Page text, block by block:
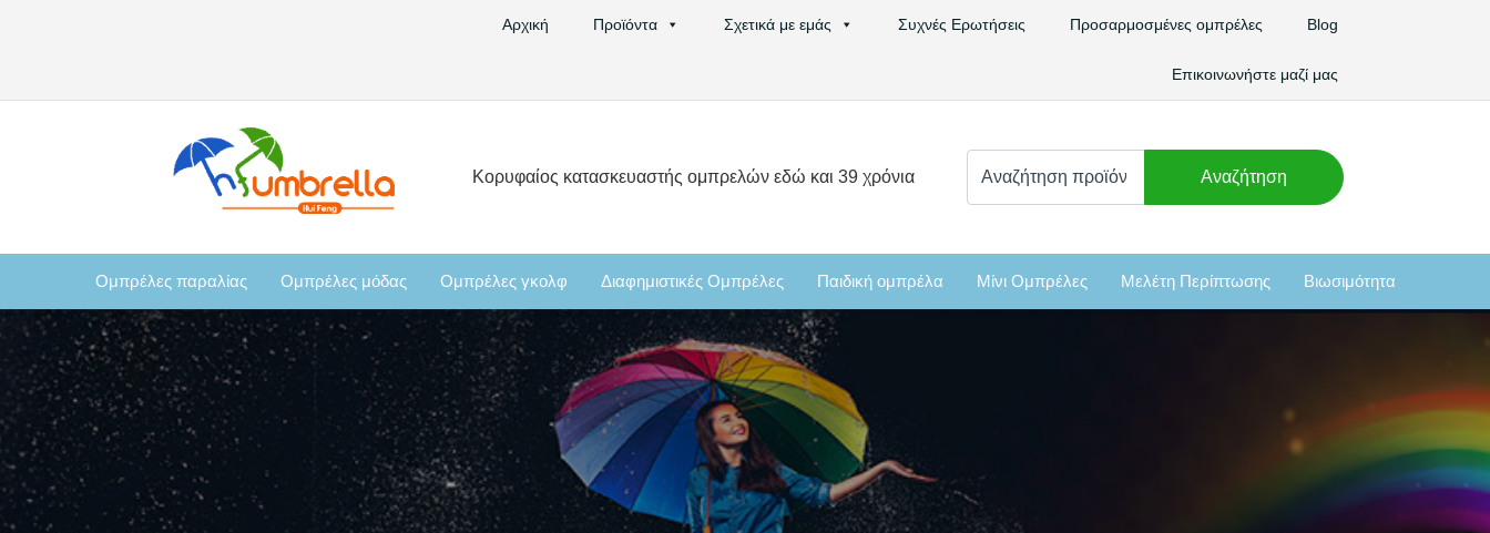
Αρχική Προϊόντα Σχετικά με εμάς Συχνές Ερωτήσεις Προσαρμοσμένες ομπρέλες Blog
Επικοινωνήστε μαζί μας
Κορυφαίος κατασκευαστής ομπρελών εδώ και 39 χρόνια
για:
Αναζήτηση
Ομπρέλες παραλίας Ομπρέλες μόδας Ομπρέλες γκολφ Διαφημιστικές Ομπρέλες Παιδική ομπρέλα Μίνι Ομπρέλες Μελέτη Περίπτωσης Βιωσιμότητα